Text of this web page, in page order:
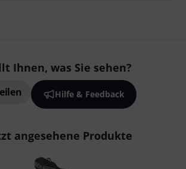
Ihnen, was Sie sehen?
Hilfe & Feedback
angesehene Produkte